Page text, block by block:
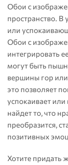
Обои с
пространство. В
или
Обои с
интегрировать
могут быть
вершины гор
это позволяет
успокаивает
найдет то, что
преобразится,
позитивных
Хотите придать